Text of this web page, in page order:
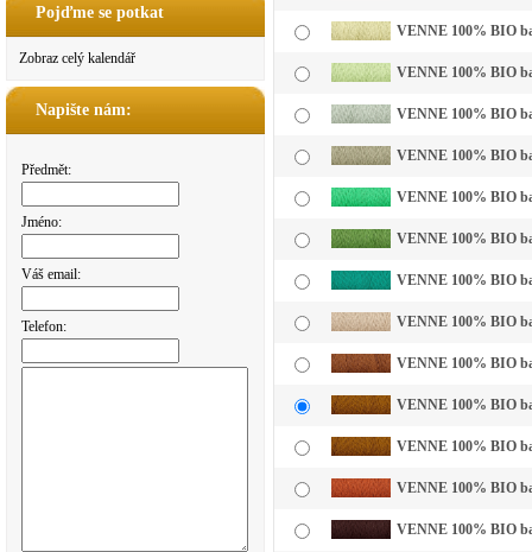
Pojďme se potkat
Zobraz celý kalendář
Napište nám:
Předmět:
Jméno:
Váš email:
Telefon:
VENNE 100% BIO
VENNE 100% BIO
VENNE 100% BIO
VENNE 100% BIO
VENNE 100% BIO
VENNE 100% BIO
VENNE 100% BIO
VENNE 100% BIO
VENNE 100% BIO
VENNE 100% BIO
VENNE 100% BIO
VENNE 100% BIO
VENNE 100% BIO